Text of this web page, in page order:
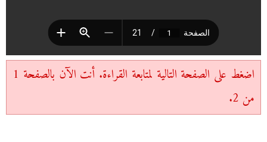
اضغط على الصفحة التالية لمتابعة القراءة. أنت الآن بالصفحة 1
من 2.